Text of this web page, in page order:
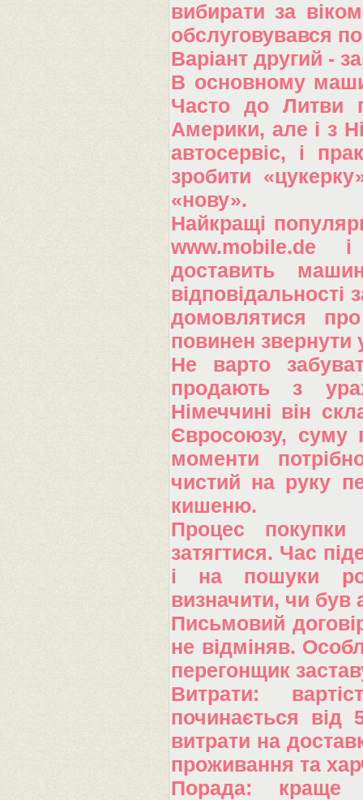
вибирати за
обслуговувався по
Варіант другий -
В основному
Часто до Литви
Америки, але і з
автосервіс, і
зробити
«нову».
Найкращі
www.mobile.de
доставить
відповідальності
домовлятися
повинен звернути
Не варто
продають з
Німеччині він
Євросоюзу, суму
моменти
чистий на руку
кишеню.
Процес
затягтися. Час
і на пошуки
визначити, чи був
Письмовий
не відміняв.
перегонщик
Витрати:
починається від
витрати на
проживання та
Порада: краще